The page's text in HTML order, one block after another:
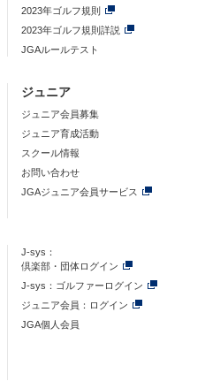
2023年ゴルフ規則
2023年ゴルフ規則詳説
JGAルールテスト
ジュニア
ジュニア会員募集
ジュニア育成活動
スクール情報
お問い合わせ
JGAジュニア会員サービス
J-sys：
倶楽部・団体ログイン
J-sys：ゴルファーログイン
ジュニア会員：ログイン
JGA個人会員